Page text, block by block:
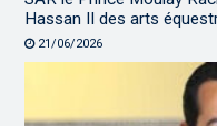
Hassan II des arts
21/06/2026